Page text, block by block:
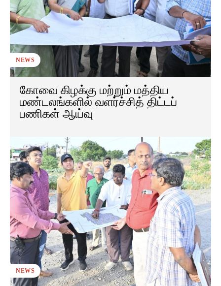
NEWS
கோவை கிழக்கு மற்றும் மத்திய
மண்டலங்களில் வளர்ச்சித் திட்டப்
பணிகள் ஆய்வு
NEWS